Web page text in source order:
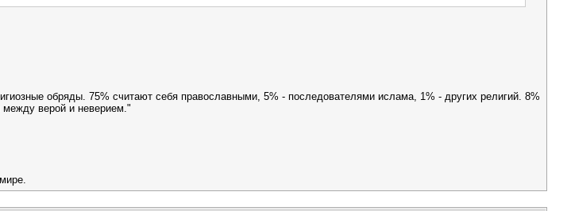
обряды. 75% считают себя православными, 5% - последователями ислама, 1% - других религий. 8%
верой и неверием."